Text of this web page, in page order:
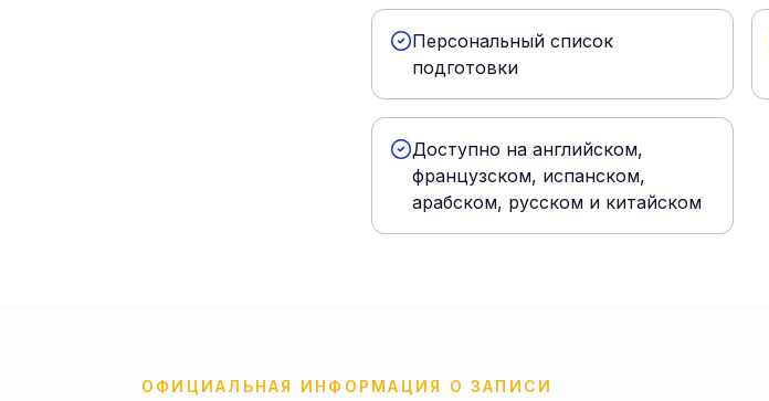
Персональный список
подготовки
Доступно на английском,
французском, испанском,
арабском, русском и китайском
ОФИЦИАЛЬНАЯ ИНФОРМАЦИЯ О ЗАПИСИ